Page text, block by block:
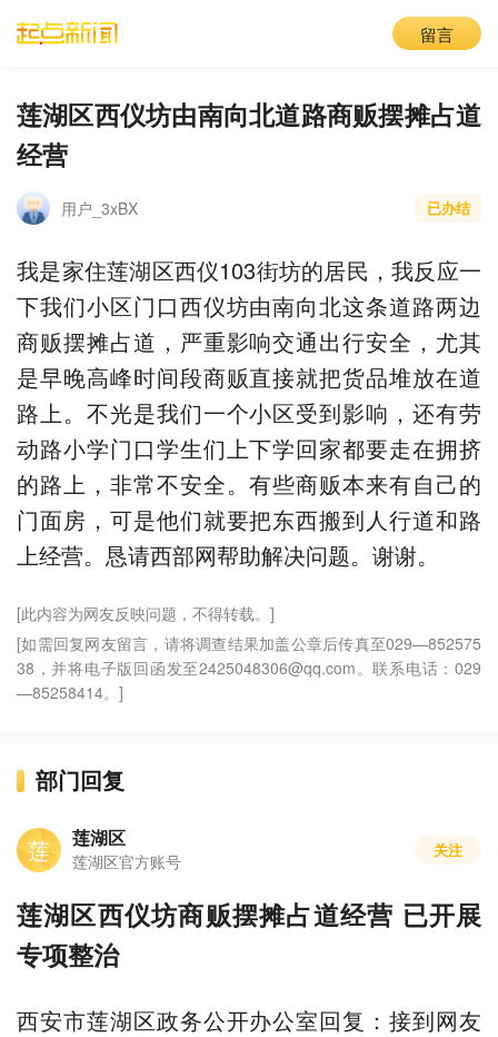
留言
莲湖区西仪坊由南向北道路商贩摆摊占道
经营
用户_3xBX 已办结
我是家住莲湖区西仪103街坊的居民，我反应一
下我们小区门口西仪坊由南向北这条道路两边
商贩摆摊占道，严重影响交通出行安全，尤其
是早晚高峰时间段商贩直接就把货品堆放在道
路上。不光是我们一个小区受到影响，还有劳
动路小学门口学生们上下学回家都要走在拥挤
的路上，非常不安全。有些商贩本来有自己的
门面房，可是他们就要把东西搬到人行道和路
上经营。恳请西部网帮助解决问题。谢谢。
[此内容为网友反映问题，不得转载。]
[如需回复网友留言，请将调查结果加盖公章后传真至029—852575
38，并将电子版回函发至2425048306@qq.com。联系电话：029
—85258414。]
部门回复
莲 莲湖区
莲湖区官方账号
关注
莲湖区西仪坊商贩摆摊占道经营 已开展
专项整治
西安市莲湖区政务公开办公室回复：接到网友